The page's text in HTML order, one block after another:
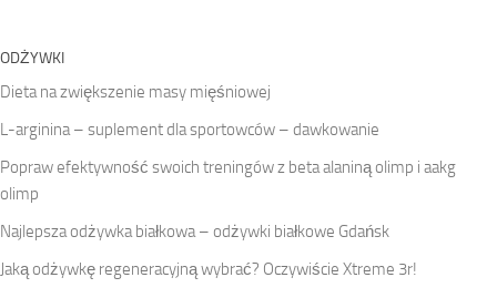
ODŻYWKI
Dieta na zwiększenie masy mięśniowej
L-arginina – suplement dla sportowców – dawkowanie
Popraw efektywność swoich treningów z beta alaniną olimp i aakg
olimp
Najlepsza odżywka białkowa – odżywki białkowe Gdańsk
Jaką odżywkę regeneracyjną wybrać? Oczywiście Xtreme 3r!